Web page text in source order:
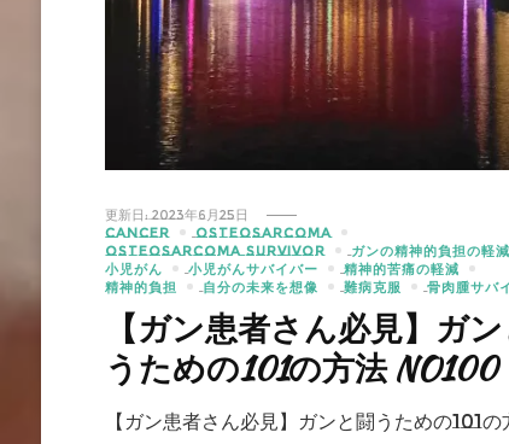
更新日:2023年6月25日
CANCER
OSTEOSARCOMA
OSTEOSARCOMA SURVIVOR
ガンの精神的負担の軽減
小児がん
小児がんサバイバー
精神的苦痛の軽減
精神的負担
自分の未来を想像 難病克服 骨肉腫サバ
【ガン患者さん必見】ガ
うための101の方法 NO100
【ガン患者さん必見】ガンと闘うための101